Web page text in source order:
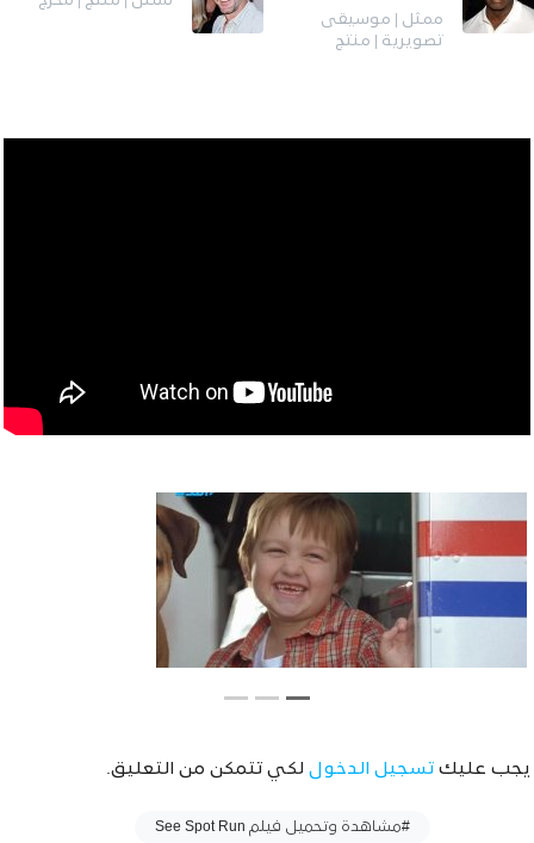
ممثل | موسيقى
تصويرية | منتج
يجب عليك تسجيل الدخول لكي تتمكن من التعليق.
#مشاهدة وتحميل فيلم See Spot Run